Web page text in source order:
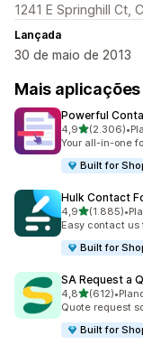
1241 E Springhill Ct,
Lançada
30 de maio de 2013
Mais
Powerful
4,9de 5 estrelas
(2.306)
2306 total de•
Your all-in-one
Built for
Hulk Contact
4,9de 5 estrelas
(1.885)
1885 total de•
Easy contact us
Built for
SA Request a
4,8de 5 estrelas
(612)
612 total de
•
Quote request
Built for